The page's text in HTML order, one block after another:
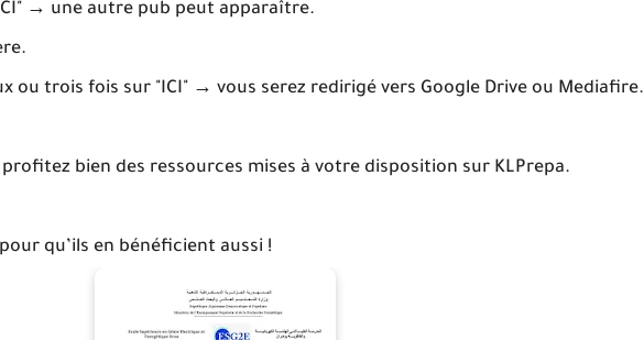
→ une autre pub peut apparaître.
ou trois fois sur "ICI" → vous serez redirigé vers Google Drive ou Mediafire.
bien des ressources mises à votre disposition sur KLPrepa.
qu’ils en bénéficient aussi !